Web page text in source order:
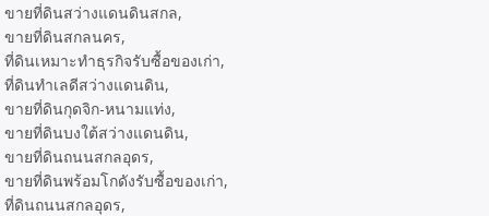
ขายที่ดินสว่างแดนดินสกล,
ขายที่ดินสกลนคร,
ที่ดินเหมาะทำธุรกิจรับซื้อของเก่า,
ที่ดินทำเลดีสว่างแดนดิน,
ขายที่ดินกุดจิก-หนามแท่ง,
ขายที่ดินบงใต้สว่างแดนดิน,
ขายที่ดินถนนสกลอุดร,
ขายที่ดินพร้อมโกดังรับซื้อของเก่า,
ที่ดินถนนสกลอุดร,